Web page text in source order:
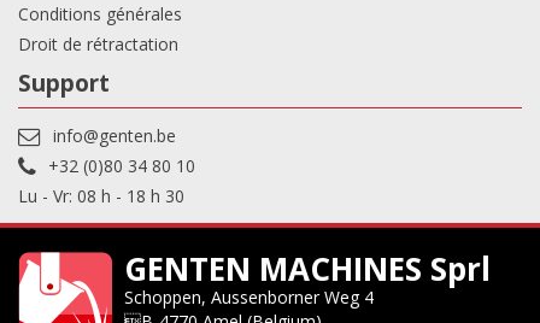
Conditions générales
Droit de rétractation
Support
info@genten.be
+32 (0)80 34 80 10
Lu - Vr: 08 h - 18 h 30
GENTEN MACHINES Sprl
Schoppen, Aussenborner Weg 4